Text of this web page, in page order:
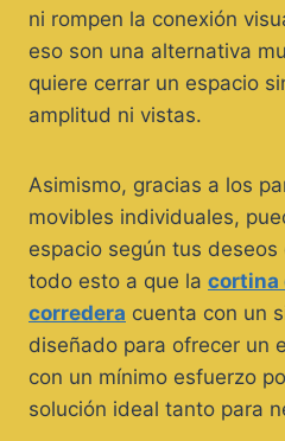
ni rompen la conexión
eso son una alternativa
quiere cerrar un espacio
amplitud ni vistas.
Asimismo, gracias a los
movibles individuales,
espacio según tus
todo esto a que la cortina
corredera cuenta con un
diseñado para ofrecer un
con un mínimo esfuerzo
solución ideal tanto para